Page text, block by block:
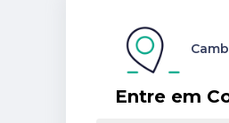
Entre em